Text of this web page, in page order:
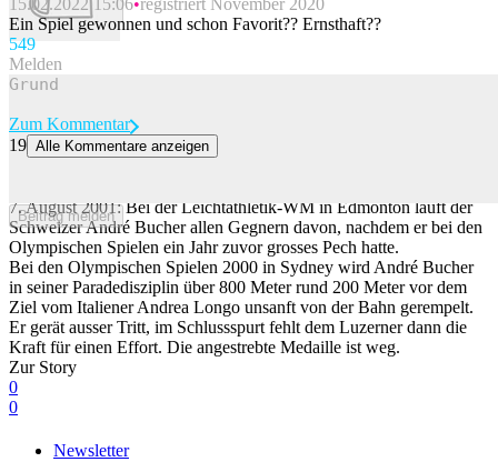
Beitrag melden
15.02.2022 15:06 registriert November 2020
Ein Spiel gewonnen und schon Favorit?? Ernsthaft??
549
Melden
Beitrag melden
Zum Kommentar
19 Alle Kommentare anzeigen
7. August 2001: Bei der Leichtathletik-WM in Edmonton läuft der
Schweizer André Bucher allen Gegnern davon, nachdem er bei den
Olympischen Spielen ein Jahr zuvor grosses Pech hatte.
Bei den Olympischen Spielen 2000 in Sydney wird André Bucher
in seiner Paradedisziplin über 800 Meter rund 200 Meter vor dem
Ziel vom Italiener Andrea Longo unsanft von der Bahn gerempelt.
Er gerät ausser Tritt, im Schlussspurt fehlt dem Luzerner dann die
Kraft für einen Effort. Die angestrebte Medaille ist weg.
Zur Story
0
0
Newsletter